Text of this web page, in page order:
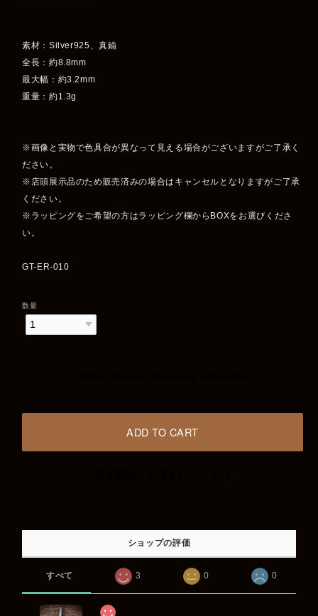
素材：Silver925、真鍮
全長：約8.8mm
最大幅：約3.2mm
重量：約1.3g
※画像と実物で色具合が異なって見える場合がございますがご了承く
ださい。
※店頭展示品のため販売済みの場合はキャンセルとなりますがご了承
ください。
※ラッピングをご希望の方はラッピング欄からBOXをお選びくださ
い。
GT-ER-010
数量
ADD TO CART
ショップの評価
すべて 3 0 0